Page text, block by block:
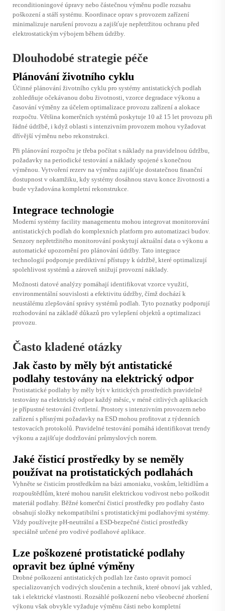
reconditioningové úpravy nebo částečnou výměnu podle rozsahu
poškození a stáří systému. Koordinace oprav s provozem zařízení
minimalizuje narušení provozu a zajišťuje nepřetržitou ochranu před
elektrostatickým výbojem během údržby.
Dlouhodobé strategie péče
Plánování životního cyklu
Účinné plánování životního cyklu pro systémy antistatických podlah
zohledňuje očekávanou dobu životnosti, vzorce degradace výkonu a
časování výměny za účelem optimalizace provozu zařízení a alokace
rozpočtu. Většina komerčních systémů poskytuje 10 až 15 let provozu při
řádné údržbě, i když oblasti s intenzivním provozem mohou vyžadovat
dřívější výměnu nebo rekonstrukci.
Při plánování rozpočtu je třeba počítat s náklady na pravidelnou údržbu,
požadavky na periodické testování a náklady spojené s konečnou
výměnou. Vytvoření rezerv na výměnu zajišťuje dostatečnou finanční
dostupnost v okamžiku, kdy systémy dosáhnou stavu konce životnosti a
bude vyžadována kompletní rekonstrukce.
Integrace technologie
Moderní systémy facility managementu mohou integrovat monitorování
antistatických podlah do komplexních platform pro automatizaci budov.
Senzory nepřetržitého monitorování poskytují aktuální data o výkonu a
automatické upozornění pro plánování údržby. Tato integrace
technologií podporuje prediktivní přístupy k údržbě, které optimalizují
spolehlivost systémů a zároveň snižují provozní náklady.
Možnosti datové analýzy pomáhají identifikovat vzorce využití,
environmentální souvislosti a efektivitu údržby, čímž dochází k
neustálému zlepšování správy systémů podlah. Tyto poznatky podporují
rozhodování na základě důkazů pro vylepšení objektů a optimalizaci
provozu.
Často kladené otázky
Jak často by měly být antistatické
podlahy testovány na elektrický odpor
Protistatické podlahy by měly být v kritických prostředích pravidelně
testovány na elektrický odpor každý měsíc, v méně citlivých aplikacích
je přípustné testování čtvrtletní. Prostory s intenzivním provozem nebo
zařízení s přísnými požadavky na ESD mohou profitovat z týdenních
testovacích protokolů. Pravidelné testování pomáhá identifikovat trendy
výkonu a zajišťuje dodržování průmyslových norem.
Jaké čisticí prostředky by se neměly
používat na protistatických podlahách
Vyhněte se čisticím prostředkům na bázi amoniaku, voskům, leštidlům a
rozpouštědlům, které mohou narušit elektrickou vodivost nebo poškodit
materiál podlahy. Běžné komerční čisticí prostředky pro podlahy často
obsahují složky nekompatibilní s protistatickými podlahovými systémy.
Vždy používejte pH-neutrální a ESD-bezpečné čisticí prostředky
speciálně určené pro vodivé podlahové aplikace.
Lze poškozené protistatické podlahy
opravit bez úplné výměny
Drobné poškození antistatických podlah lze často opravit pomocí
specializovaných vodivých sloučenin a technik, které obnoví jak vzhled,
tak i elektrické vlastnosti. Rozsáhlé poškození nebo všeobecné zhoršení
výkonu však obvykle vyžaduje výměnu části nebo kompletní